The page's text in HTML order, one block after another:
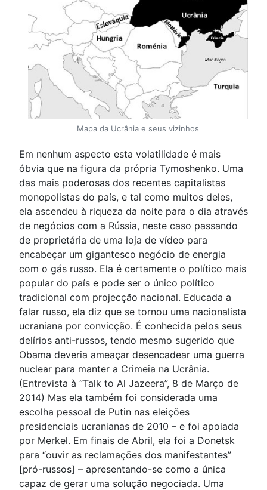
Mapa da Ucrânia e seus vizinhos
Em nenhum aspecto esta volatilidade é mais
óbvia que na figura da própria Tymoshenko. Uma
das mais poderosas dos recentes capitalistas
monopolistas do país, e tal como muitos deles,
ela ascendeu à riqueza da noite para o dia através
de negócios com a Rússia, neste caso passando
de proprietária de uma loja de vídeo para
encabeçar um gigantesco negócio de energia
com o gás russo. Ela é certamente o político mais
popular do país e pode ser o único político
tradicional com projecção nacional. Educada a
falar russo, ela diz que se tornou uma nacionalista
ucraniana por convicção. É conhecida pelos seus
delírios anti-russos, tendo mesmo sugerido que
Obama deveria ameaçar desencadear uma guerra
nuclear para manter a Crimeia na Ucrânia.
(Entrevista à “Talk to Al Jazeera”, 8 de Março de
2014) Mas ela também foi considerada uma
escolha pessoal de Putin nas eleições
presidenciais ucranianas de 2010 – e foi apoiada
por Merkel. Em finais de Abril, ela foi a Donetsk
para “ouvir as reclamações dos manifestantes”
[pró-russos] – apresentando-se como a única
capaz de gerar uma solução negociada. Uma